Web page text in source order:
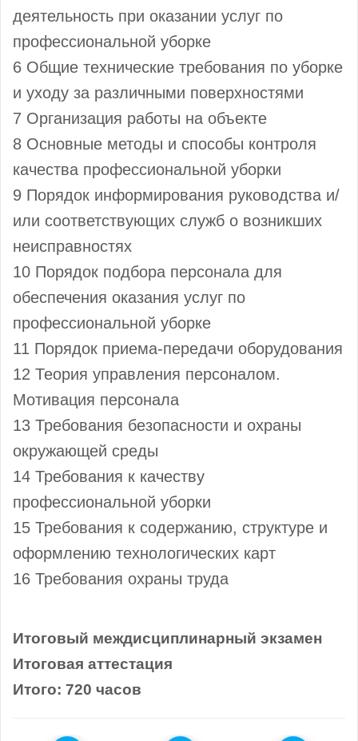
деятельность при оказании услуг по
профессиональной уборке
6 Общие технические требования по уборке
и уходу за различными поверхностями
7 Организация работы на объекте
8 Основные методы и способы контроля
качества профессиональной уборки
9 Порядок информирования руководства и/
или соответствующих служб о возникших
неисправностях
10 Порядок подбора персонала для
обеспечения оказания услуг по
профессиональной уборке
11 Порядок приема-передачи оборудования
12 Теория управления персоналом.
Мотивация персонала
13 Требования безопасности и охраны
окружающей среды
14 Требования к качеству
профессиональной уборки
15 Требования к содержанию, структуре и
оформлению технологических карт
16 Требования охраны труда
Итоговый междисциплинарный экзамен
Итоговая аттестация
Итого: 720 часов